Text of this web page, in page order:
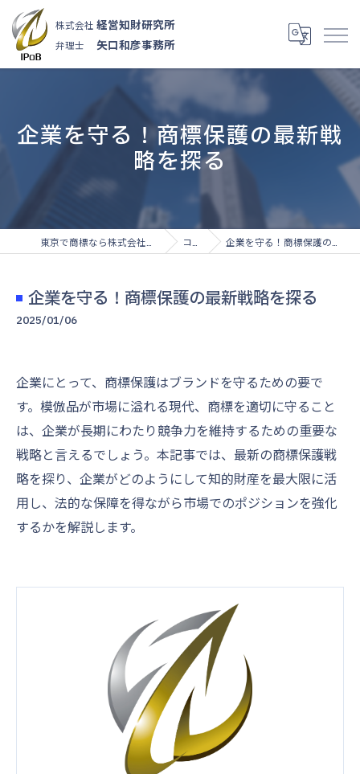
株式会社 経営知財研究所
弁理士 矢口和彦事務所
企業を守る！商標保護の最新戦
略を探る
コラム 企業を守る！商標保護の最新戦略を探る
企業を守る！商標保護の最新戦略を探る
2025/01/06
企業にとって、商標保護はブランドを守るための要で
す。模倣品が市場に溢れる現代、商標を適切に守ること
は、企業が長期にわたり競争力を維持するための重要な
戦略と言えるでしょう。本記事では、最新の商標保護戦
略を探り、企業がどのようにして知的財産を最大限に活
用し、法的な保障を得ながら市場でのポジションを強化
するかを解説します。